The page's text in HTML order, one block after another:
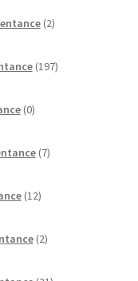
2izdelka
197izdelkov
0izdelkov
7izdelkov
12izdelkov
2izdelka